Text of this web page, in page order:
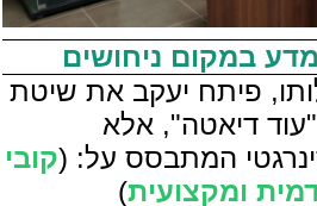
פיתח יעקב את שיטת
"עוד דיאטה", אלא
המתבסס על: (קובי
ומקצועית)